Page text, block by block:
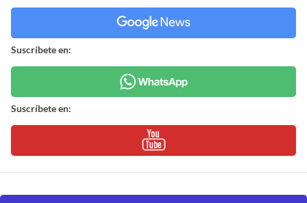
Suscríbete en:
Suscríbete en: